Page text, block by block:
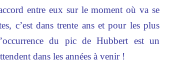
entre eux sur le moment où va se
c’est dans trente ans et pour les plus
du pic de Hubbert est un
dans les années à venir !